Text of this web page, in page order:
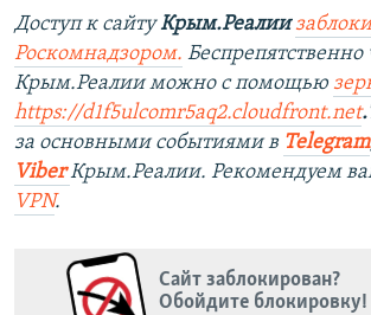
Доступ к сайтуКрым.Реалии
Роскомнадзором. Беспрепятственно
Крым.Реалии можно с помощью
https://d1f5ulcomr5aq2.cloudfront.net.
за основными событиями в Telegram
ViberКрым.Реалии. Рекомендуем
VPN.
Сайт заблокирован?
Обойдите блокировку!